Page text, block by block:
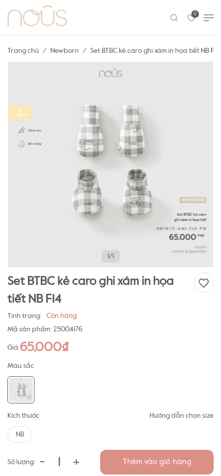
0
Trang chủ Newborn Set BTBC kẻ caro ghi xám in họa tiết NB F14
1/1
Set BTBC kẻ caro ghi xám in họa
tiết NB F14
Tình trạng:
Còn hàng
Mã sản phẩm: 25004176
Giá:65,000₫
Màu sắc
Kích thước Hướng dẫn chọn size
NB
Số lượng: - + Thêm vào giỏ hàng